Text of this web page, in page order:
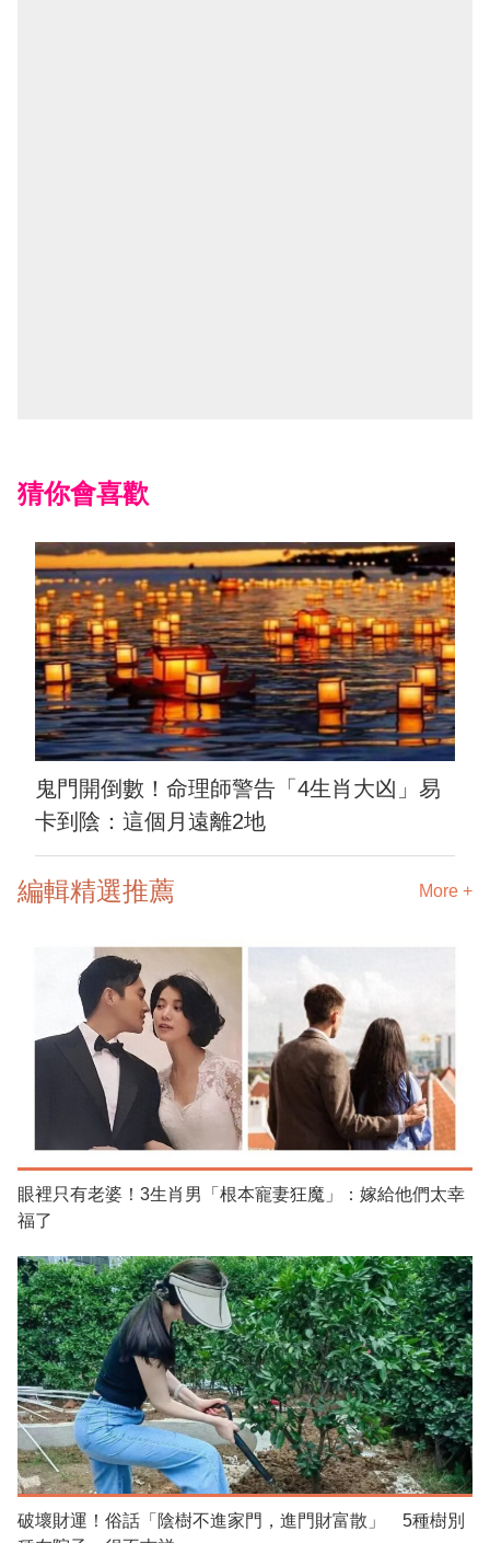
猜你會喜歡
鬼門開倒數！命理師警告「4生肖大凶」易
卡到陰：這個月遠離2地
編輯精選推薦 More +
眼裡只有老婆！3生肖男「根本寵妻狂魔」：嫁給他們太幸
福了
破壞財運！俗話「陰樹不進家門，進門財富散」 5種樹別